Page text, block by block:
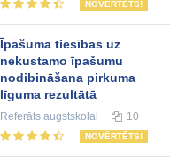
NOVĒRTĒTS!
Īpašuma tiesības uz
nekustamo īpašumu
nodibināšana pirkuma
līguma rezultātā
Referāts augstskolai 10
NOVĒRTĒTS!